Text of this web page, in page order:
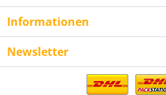
Informationen
Newsletter